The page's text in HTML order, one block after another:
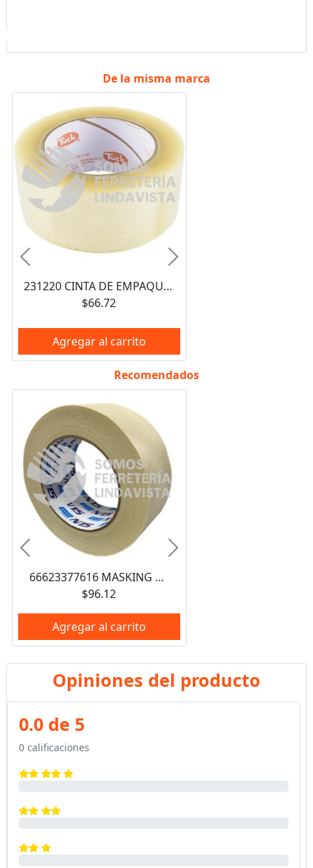
De la misma marca
231220 CINTA DE EMPAQUE TRANSPARENTE JUMBO 48X150 TIPO 179 T TUK
$66.72
Agregar al carrito
Anterior Siguiente
Recomendados
66623377616 MASKING TAPE N15 AUTOMOTRIZ PARA ENMASCARAR 2" (48X50MM) NORTON
$96.12
Agregar al carrito
Anterior Siguiente
Opiniones del producto
0.0 de 5
0 calificaciones